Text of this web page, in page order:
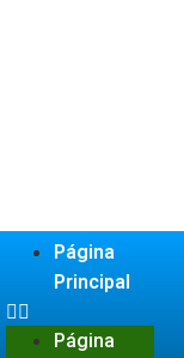
Página
Principal
Página